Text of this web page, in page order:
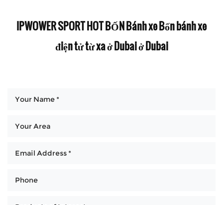
IPWOWER SPORT HOT BỐN Bánh xe Bốn bánh xe
điện tử từ xa ở Dubai ở Dubai